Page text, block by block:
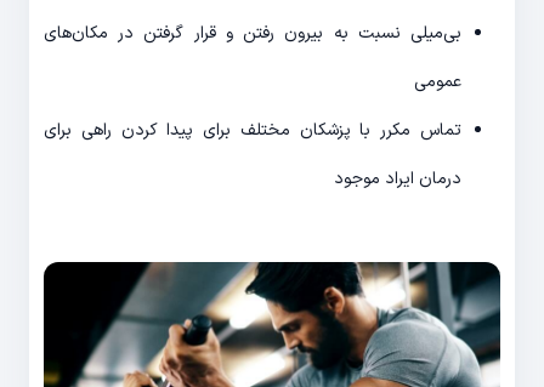
بی‌میلی نسبت به بیرون رفتن و قرار گرفتن در مکان‌های
عمومی
تماس مکرر با پزشکان مختلف برای پیدا کردن راهی برای
درمان ایراد موجود